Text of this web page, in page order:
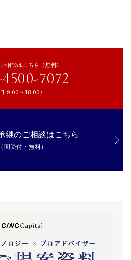
相談はこちら（無料）
7072
日 9:00〜18:00）
継のご相談はこちら
時間受付・無料）